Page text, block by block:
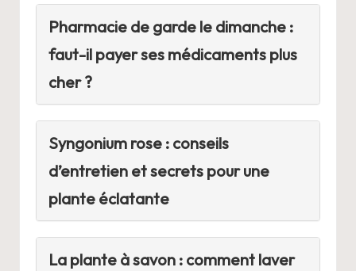
Pharmacie de garde le dimanche :
faut-il payer ses médicaments plus
cher ?
Syngonium rose : conseils
d’entretien et secrets pour une
plante éclatante
La plante à savon : comment laver